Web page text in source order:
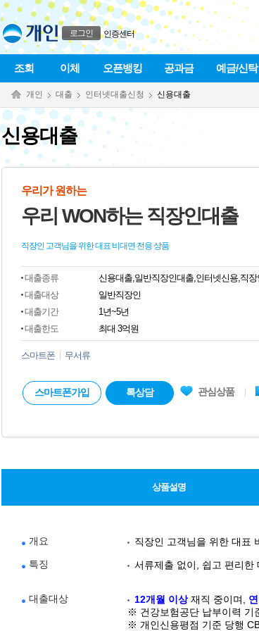
로그인 인증센터
조회 이체 오픈뱅킹 공과금 예금/신탁
개인 대출 인터넷대출신청 신용대출
신용대출
우리 WON하는 직장인대출
우리가 원하는
직장인 고객님을 위한 대표 비대면 전용 상품
대출종류
신용대출,일반직장인대출,인터넷신용,직장
대출대상
일반직장인
대출기간
1년~5년
대출한도
최대 3억원
스마트폰 무서류
스마트폰가입 톡상담 관심상품
상품설명
개요
직장인 고객님을 위한 대표
특징
서류제출 없이, 쉽고 편리한
대출대상 12개월 이상재직 중이며,
※ 건강보험공단 납부이력 기
※ 개인신용평점 기준 당행